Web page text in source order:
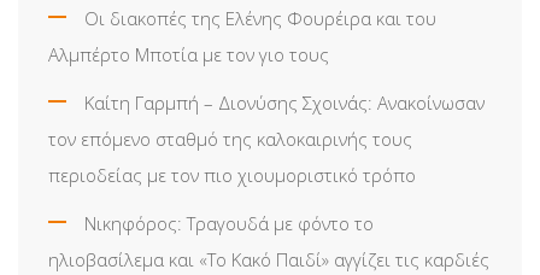
Οι διακοπές της Ελένης Φουρέιρα και του
Αλμπέρτο Μποτία με τον γιο τους
Καίτη Γαρμπή – Διονύσης Σχοινάς: Ανακοίνωσαν
τον επόμενο σταθμό της καλοκαιρινής τους
περιοδείας με τον πιο χιουμοριστικό τρόπο
Νικηφόρος: Τραγουδά με φόντο το
ηλιοβασίλεμα και «Το Κακό Παιδί» αγγίζει τις καρδιές